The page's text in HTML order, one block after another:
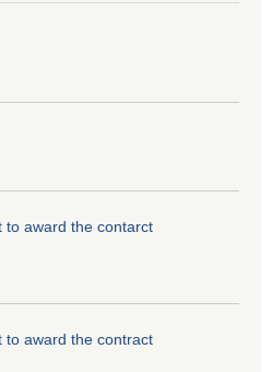
to award the contarct
to award the contract